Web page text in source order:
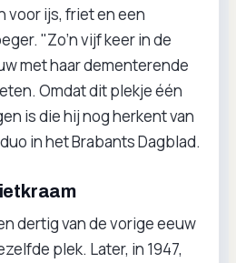
voor ijs, friet en een
"Zo’n vijf keer in de
met haar dementerende
Omdat dit plekje één
is die hij nog herkent van
in het Brabants Dagblad.
dertig van de vorige eeuw
plek. Later, in 1947,